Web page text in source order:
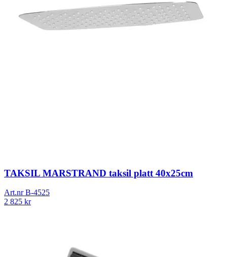
TAKSIL MARSTRAND taksil platt 40x25cm
Art.nrB-4525
2 825 kr